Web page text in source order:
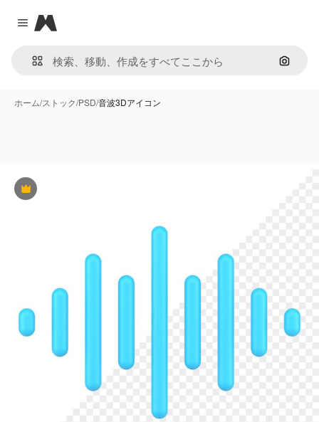
Close menu
Magnific
画像で
ホーム/ストック/PSD/音波3Dアイコン
Premium